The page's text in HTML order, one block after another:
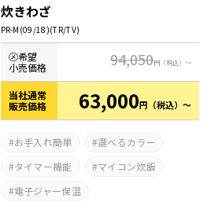
炊きわざ
PR-M(09/18)(TR/TV)
㋱希望
小売価格
94,050円 （税込）～
当社通常
販売価格
63,000円 （税込）～
お手入れ簡単
選べるカラー
タイマー機能
マイコン炊飯
電子ジャー保温